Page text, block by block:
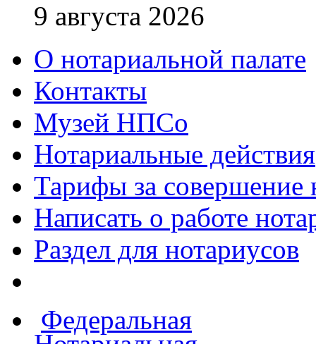
9 августа 2026
О нотариальной палате
Контакты
Музей НПСо
Нотариальные действия
Тарифы за совершение
Написать о работе
Раздел для нотариусов
Федеральная